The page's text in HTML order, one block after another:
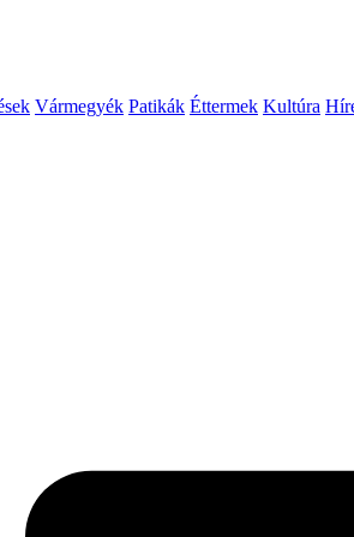
Vármegyék Patikák Éttermek Kultúra